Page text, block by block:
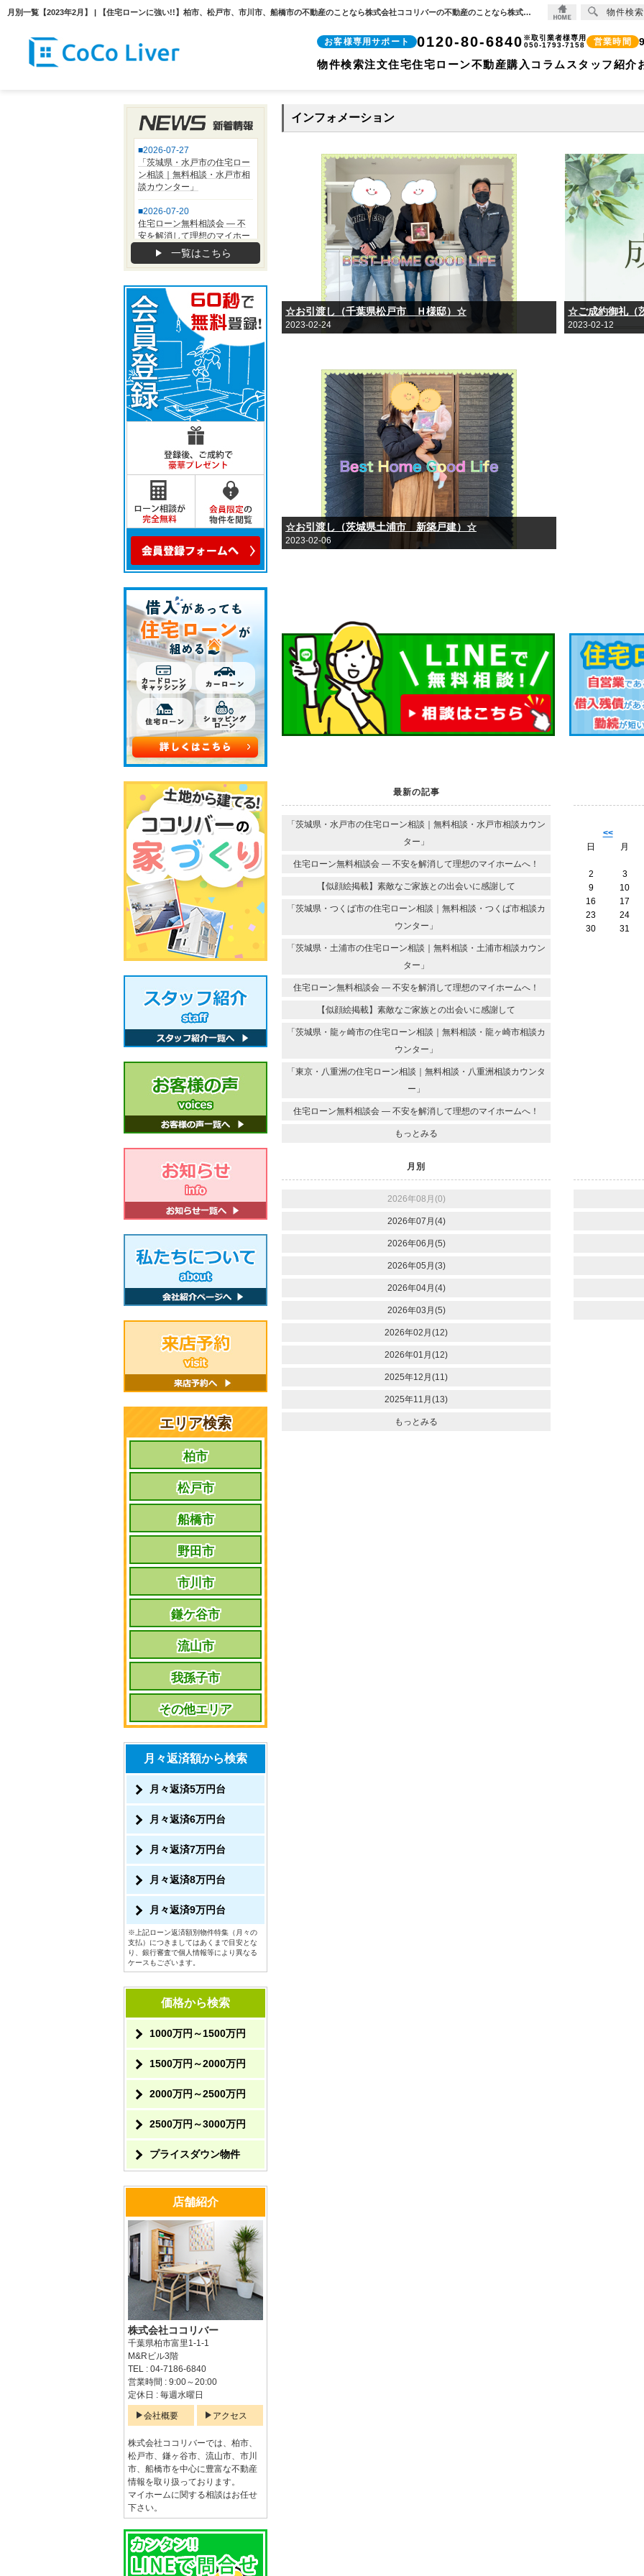
月別一覧【2023年2月】 | 【住宅ローンに強い!!】柏市、松戸市、市川市、船橋市の不動産のことなら株式会社ココリバーの不動産のことなら株式会社ココリバー
お客様専用サポート 0120-80-6840 ※取引業者様専用
050-1793-7158
営業時間
物件検索注文住宅住宅ローン不動産購入コラム スタッフ紹介
インフォメーション
☆お引渡し（千葉県松戸市 Ｈ様邸）☆
2023-02-24
☆ご成約御礼（
2023-02-12
☆お引渡し（茨城県土浦市 新築戸建）☆
2023-02-06
最新の記事
「茨城県・水戸市の住宅ローン相談｜無料相談・水戸市相談カウン
ター」
住宅ローン無料相談会 ― 不安を解消して理想のマイホームへ！
【似顔絵掲載】素敵なご家族との出会いに感謝して
「茨城県・つくば市の住宅ローン相談｜無料相談・つくば市相談カ
ウンター」
「茨城県・土浦市の住宅ローン相談｜無料相談・土浦市相談カウン
ター」
住宅ローン無料相談会 ― 不安を解消して理想のマイホームへ！
【似顔絵掲載】素敵なご家族との出会いに感謝して
「茨城県・龍ヶ崎市の住宅ローン相談｜無料相談・龍ヶ崎市相談カ
ウンター」
「東京・八重洲の住宅ローン相談｜無料相談・八重洲相談カウンタ
ー」
住宅ローン無料相談会 ― 不安を解消して理想のマイホームへ！
もっとみる
<<
日
月
2
3
9
10
16
17
23
24
30
31
月別
2026年08月(0)
2026年07月(4)
2026年06月(5)
2026年05月(3)
2026年04月(4)
2026年03月(5)
2026年02月(12)
2026年01月(12)
2025年12月(11)
2025年11月(13)
もっとみる
一覧はこちら
エリア検索
柏市
松戸市
船橋市
野田市
市川市
鎌ケ谷市
流山市
我孫子市
その他エリア
月々返済額から検索
月々返済5万円台
月々返済6万円台
月々返済7万円台
月々返済8万円台
月々返済9万円台
※上記ローン返済額別物件特集（月々の
支払）につきましてはあくまで目安とな
り、銀行審査で個人情報等により異なる
ケースもございます。
価格から検索
1000万円～1500万円
1500万円～2000万円
2000万円～2500万円
2500万円～3000万円
プライスダウン物件
店舗紹介
株式会社ココリバー
千葉県柏市富里1-1-1
M&Rビル3階
TEL : 04-7186-6840
営業時間 : 9:00～20:00
定休日 : 毎週水曜日
会社概要 アクセス
株式会社ココリバーでは、柏市、
松戸市、鎌ヶ谷市、流山市、市川
市、船橋市を中心に豊富な不動産
情報を取り扱っております。
マイホームに関する相談はお任せ
下さい。
物件検索